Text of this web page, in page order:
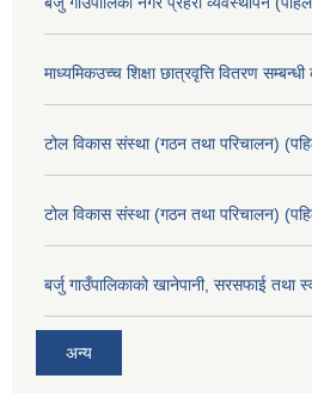
माध्यमिकउच्च शिक्षा छात्रवृत्ति वितरण
टोल विकास संस्था (गठन तथा परिचालन)
टोल विकास संस्था (गठन तथा परिचालन)
बर्जु गाउँपालिकाको खानेपानी, सरसफाई तथा
अन्य